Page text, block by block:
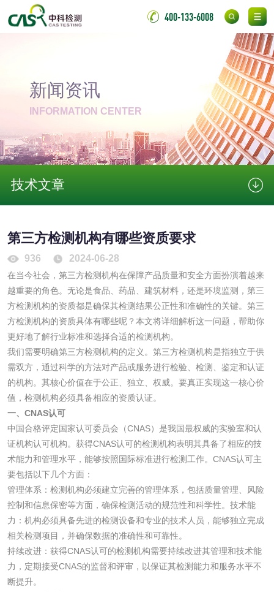
400-133-6008
新闻资讯
INFORMATION CENTER
技术文章
第三方检测机构有哪些资质要求
936 2024-06-28
在当今社会，第三方检测机构在保障产品质量和安全方面扮演着越来
越重要的角色。无论是食品、药品、建筑材料，还是环境监测，第三
方检测机构的资质都是确保其检测结果公正性和准确性的关键。第三
方检测机构的资质具体有哪些呢？本文将详细解析这一问题，帮助你
更好地了解行业标准和选择合适的检测机构。
我们需要明确第三方检测机构的定义。第三方检测机构是指独立于供
需双方，通过科学的方法对产品或服务进行检验、检测、鉴定和认证
的机构。其核心价值在于公正、独立、权威。要真正实现这一核心价
值，检测机构必须具备相应的资质认证。
一、CNAS认可
中国合格评定国家认可委员会（CNAS）是我国最权威的实验室和认
证机构认可机构。获得CNAS认可的检测机构表明其具备了相应的技
术能力和管理水平，能够按照国际标准进行检测工作。CNAS认可主
要包括以下几个方面：
管理体系：检测机构必须建立完善的管理体系，包括质量管理、风险
控制和信息保密等方面，确保检测活动的规范性和科学性。技术能
力：机构必须具备先进的检测设备和专业的技术人员，能够独立完成
相关检测项目，并确保数据的准确性和可靠性。
持续改进：获得CNAS认可的检测机构需要持续改进其管理和技术能
力，定期接受CNAS的监督和评审，以保证其检测能力和服务水平不
断提升。
化妆品毒理试验 化妆品毒理测试
化妆品皮肤刺激试
验
化妆品急性经口毒
化妆品皮肤变态反
应试验
验
日化产品
花露水检测
洗手液检测
水处理剂
水处理药剂检测
工业乳状氢氧化钙
检测
三氯异氰尿酸检测
碳酸钙检测
活性炭